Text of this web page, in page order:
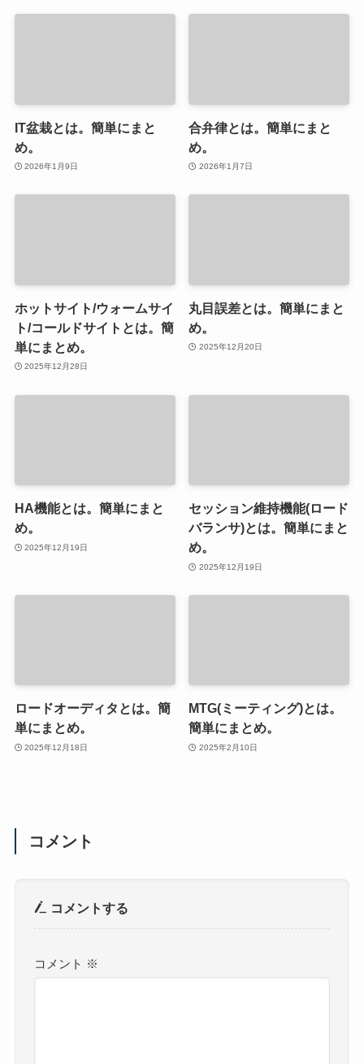
IT盆栽とは。簡単にまと
め。
2026年1月9日
合弁律とは。簡単にまと
め。
2026年1月7日
ホットサイト/ウォームサイ
ト/コールドサイトとは。簡
単にまとめ。
2025年12月28日
丸目誤差とは。簡単にまと
め。
2025年12月20日
HA機能とは。簡単にまと
め。
2025年12月19日
セッション維持機能(ロード
バランサ)とは。簡単にまと
め。
2025年12月19日
ロードオーディタとは。簡
単にまとめ。
2025年12月18日
MTG(ミーティング)とは。
簡単にまとめ。
2025年2月10日
コメント
コメントする
コメント ※